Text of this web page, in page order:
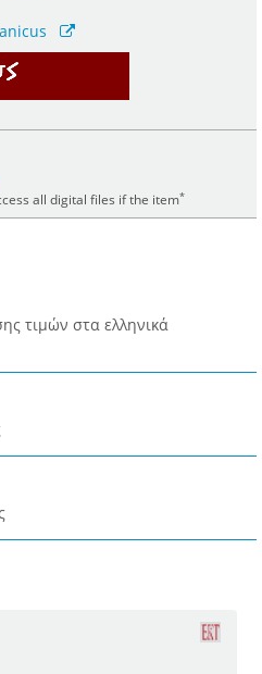
all digital files if the item*
τιμών στα ελληνικά